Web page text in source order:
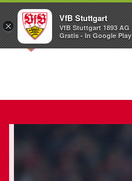
×
VfB Stuttgart
VfB Stuttgart 1893 AG
Gratis - In Google Play